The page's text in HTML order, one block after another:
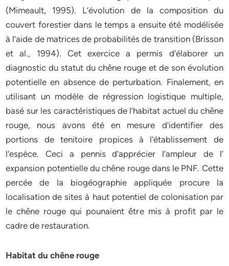
(Mimeault, 1995). L’évolution de la composition du
couvert forestier dans le temps a ensuite été modélisée
à l’aide de matrices de probabilités de transition (Brisson
et al., 1994). Cet exercice a permis d’élaborer un
diagnostic du statut du chêne rouge et de son évolution
potentielle en absence de perturbation. Finalement, en
utilisant un modèle de régression logistique multiple,
basé sur les caractéristiques de l’habitat actuel du chêne
rouge, nous avons été en mesure d’identifier des
portions de tenitoire propices à l’établissement de
l’espèce. Ceci a pennis d’apprécier l’ampleur de l’
expansion potentielle du chêne rouge dans le PNF. Cette
percée de la biogéographie appliquée procure la
localisation de sites à haut potentiel de colonisation par
le chêne rouge qui pounaient être mis à profit par le
cadre de restauration.
Habitat du chêne rouge